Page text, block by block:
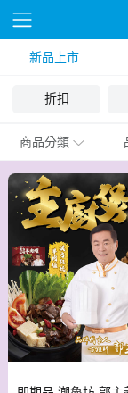
新品上市
折扣
商品分類